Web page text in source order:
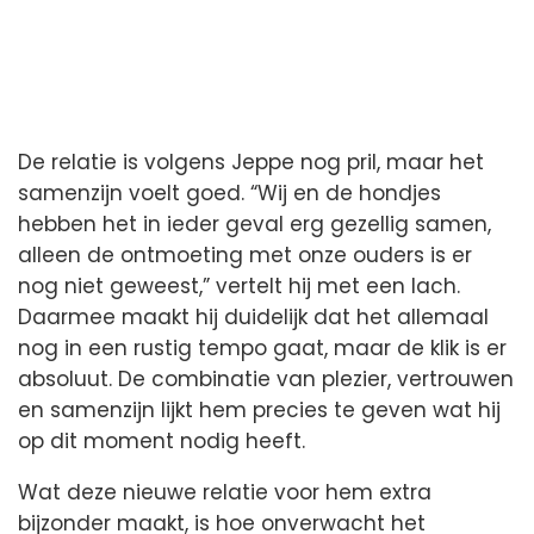
De relatie is volgens Jeppe nog pril, maar het
samenzijn voelt goed. “Wij en de hondjes
hebben het in ieder geval erg gezellig samen,
alleen de ontmoeting met onze ouders is er
nog niet geweest,” vertelt hij met een lach.
Daarmee maakt hij duidelijk dat het allemaal
nog in een rustig tempo gaat, maar de klik is er
absoluut. De combinatie van plezier, vertrouwen
en samenzijn lijkt hem precies te geven wat hij
op dit moment nodig heeft.
Wat deze nieuwe relatie voor hem extra
bijzonder maakt, is hoe onverwacht het